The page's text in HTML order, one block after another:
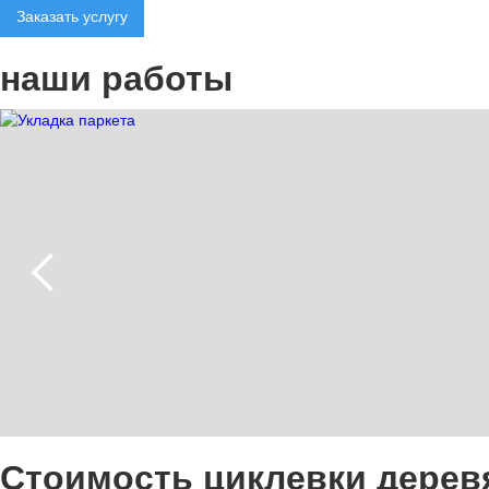
Заказать услугу
наши работы
Стоимость циклевки